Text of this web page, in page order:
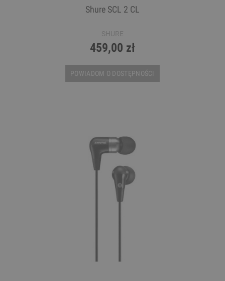
Shure SCL 2 CL
SHURE
459,00 zł
POWIADOM O DOSTĘPNOŚCI